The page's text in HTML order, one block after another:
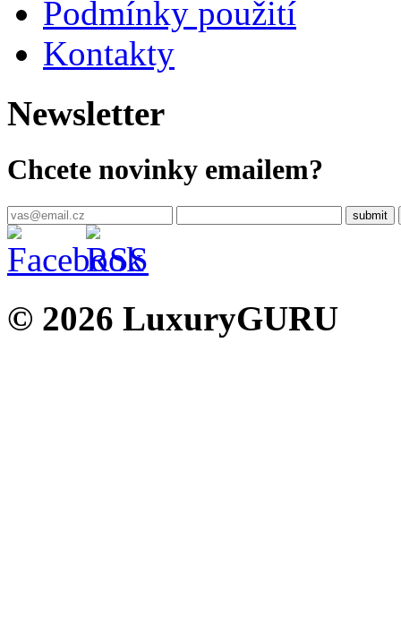
Podmínky použití
Kontakty
Newsletter
Chcete novinky emailem?
© 2026 LuxuryGURU